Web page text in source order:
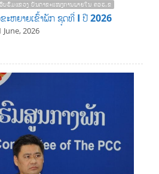
ບຮົມແຂວງ ບັນດາຂະແໜງການພາຍໃນ ຄອຮ.ຂ
ະຫຍາຍເຂົ້າພັກ ຊຸດທີ່ I ປີ 2026
June, 2026